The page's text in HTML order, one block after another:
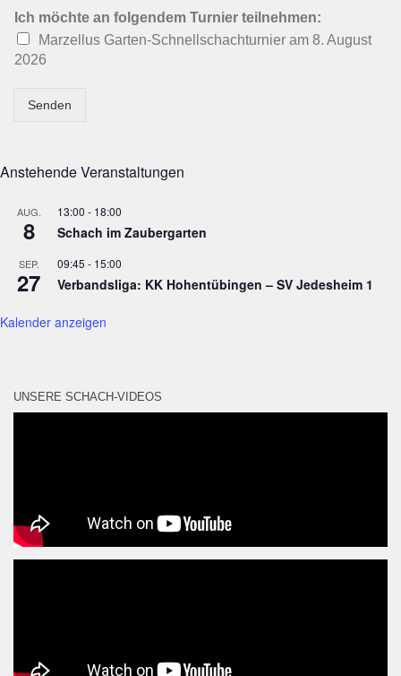
Ich möchte an folgendem Turnier teilnehmen:
Marzellus Garten-Schnellschachturnier am 8. August
2026
Senden
Anstehende Veranstaltungen
AUG.
8
13:00 - 18:00
Schach im Zaubergarten
SEP.
27
09:45 - 15:00
Verbandsliga: KK Hohentübingen – SV Jedesheim 1
Kalender anzeigen
UNSERE SCHACH-VIDEOS